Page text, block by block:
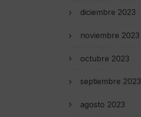
diciembre 2023
noviembre 2023
octubre 2023
septiembre 2023
agosto 2023